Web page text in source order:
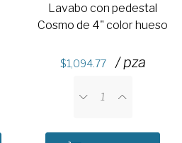
Lavabo con pedestal
Cosmo de 4" color hueso
1,094.77 / pza